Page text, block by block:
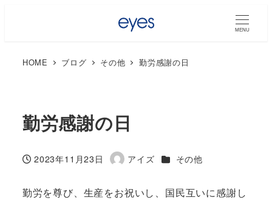
MENU
HOME ブログ その他 勤労感謝の日
勤労感謝の日
投稿日
2023年11月23日
著
アイズ カテゴリー
その他
勤労を尊び、生産をお祝いし、国民互いに感謝し